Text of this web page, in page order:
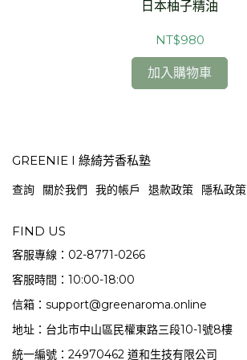
日本柚子精油
NT$980
加入購物車
GREENIE I 綠綺芳香私塾
查詢 關於我們 我的帳戶 退款政策 隱私政策
FIND US
客服專線：02-8771-0266
客服時間：10:00-18:00
信箱：support@greenaroma.online
地址：台北市中山區民權東路三段10-1號8樓
統一編號：24970462 道和生技有限公司